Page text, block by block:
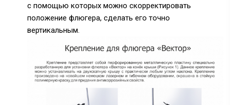
с помощью которых можно скорректировать
положение флюгера, сделать его точно
вертикальным.